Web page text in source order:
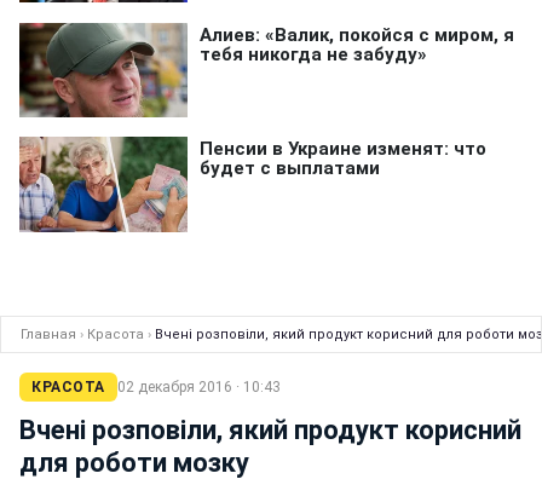
Главная › Красота › Вчені розповіли, який продукт корисний для роботи
КРАСОТА 02 декабря 2016 · 10:43
Вчені розповіли, який продукт корисний
для роботи мозку